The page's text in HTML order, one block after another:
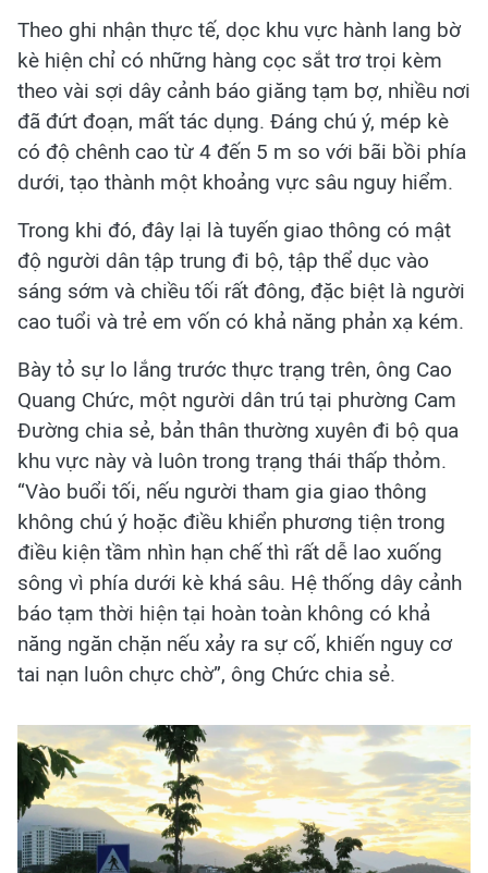
Theo ghi nhận thực tế, dọc khu vực hành lang bờ
kè hiện chỉ có những hàng cọc sắt trơ trọi kèm
theo vài sợi dây cảnh báo giăng tạm bợ, nhiều nơi
đã đứt đoạn, mất tác dụng. Đáng chú ý, mép kè
có độ chênh cao từ 4 đến 5 m so với bãi bồi phía
dưới, tạo thành một khoảng vực sâu nguy hiểm.
Trong khi đó, đây lại là tuyến giao thông có mật
độ người dân tập trung đi bộ, tập thể dục vào
sáng sớm và chiều tối rất đông, đặc biệt là người
cao tuổi và trẻ em vốn có khả năng phản xạ kém.
Bày tỏ sự lo lắng trước thực trạng trên, ông Cao
Quang Chức, một người dân trú tại phường Cam
Đường chia sẻ, bản thân thường xuyên đi bộ qua
khu vực này và luôn trong trạng thái thấp thỏm.
“Vào buổi tối, nếu người tham gia giao thông
không chú ý hoặc điều khiển phương tiện trong
điều kiện tầm nhìn hạn chế thì rất dễ lao xuống
sông vì phía dưới kè khá sâu. Hệ thống dây cảnh
báo tạm thời hiện tại hoàn toàn không có khả
năng ngăn chặn nếu xảy ra sự cố, khiến nguy cơ
tai nạn luôn chực chờ”, ông Chức chia sẻ.